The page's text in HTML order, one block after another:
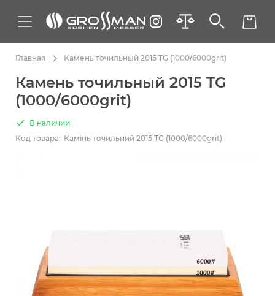
Главная Камень точильный 2015 TG (1000/6000grit)
Камень точильный 2015 TG
(1000/6000grit)
В наличии
Код товара: Камінь точильний 2015 TG (1000/6000grit)